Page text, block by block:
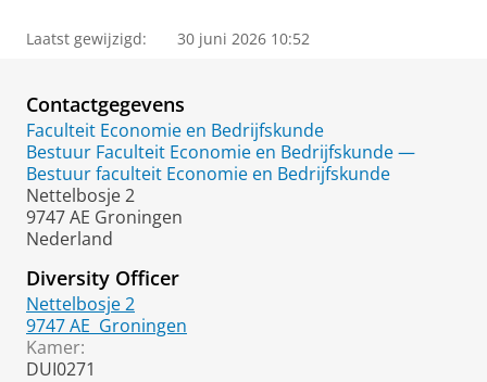
Laatst gewijzigd: 30 juni 2026 10:52
Contactgegevens
Faculteit Economie en Bedrijfskunde
Bestuur Faculteit Economie en Bedrijfskunde —
Bestuur faculteit Economie en Bedrijfskunde
Nettelbosje 2
9747 AE Groningen
Nederland
Diversity Officer
Nettelbosje 2
9747 AE Groningen
Kamer:
DUI0271